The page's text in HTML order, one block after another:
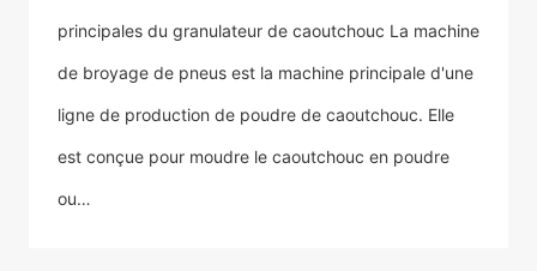
principales du granulateur de caoutchouc La machine
de broyage de pneus est la machine principale d'une
ligne de production de poudre de caoutchouc. Elle
est conçue pour moudre le caoutchouc en poudre
ou…